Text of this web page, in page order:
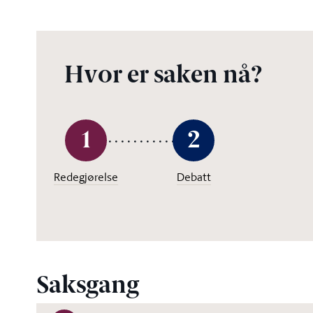
Hvor er saken nå?
1
Redegjørelse
2
Debatt
Saksgang